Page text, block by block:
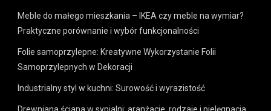
Meble do małego mieszkania – IKEA czy meble na wymiar?
Praktyczne porównanie i wybór funkcjonalności
Folie samoprzylepne: Kreatywne Wykorzystanie Folii
Samoprzylepnych w Dekoracji
Industrialny styl w kuchni: Surowość i wyrazistość
Drewniana ściana w sypialni: aranżacje, rodzaje i pielęgnacja